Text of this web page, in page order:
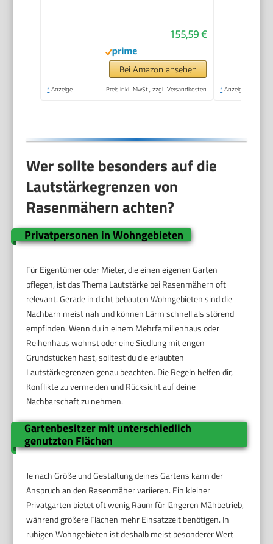
155,59 €
Bei Amazon ansehen
* Anzeige Preis inkl. MwSt., zzgl. Versandkosten * Anzeige
Wer sollte besonders auf die
Lautstärkegrenzen von
Rasenmähern achten?
Privatpersonen in Wohngebieten
Für Eigentümer oder Mieter, die einen eigenen Garten
pflegen, ist das Thema Lautstärke bei Rasenmähern oft
relevant. Gerade in dicht bebauten Wohngebieten sind die
Nachbarn meist nah und können Lärm schnell als störend
empfinden. Wenn du in einem Mehrfamilienhaus oder
Reihenhaus wohnst oder eine Siedlung mit engen
Grundstücken hast, solltest du die erlaubten
Lautstärkegrenzen genau beachten. Die Regeln helfen dir,
Konflikte zu vermeiden und Rücksicht auf deine
Nachbarschaft zu nehmen.
Gartenbesitzer mit unterschiedlich
genutzten Flächen
Je nach Größe und Gestaltung deines Gartens kann der
Anspruch an den Rasenmäher variieren. Ein kleiner
Privatgarten bietet oft wenig Raum für längeren Mähbetrieb,
während größere Flächen mehr Einsatzzeit benötigen. In
ruhigen Wohngebieten ist deshalb meist besonderer Wert